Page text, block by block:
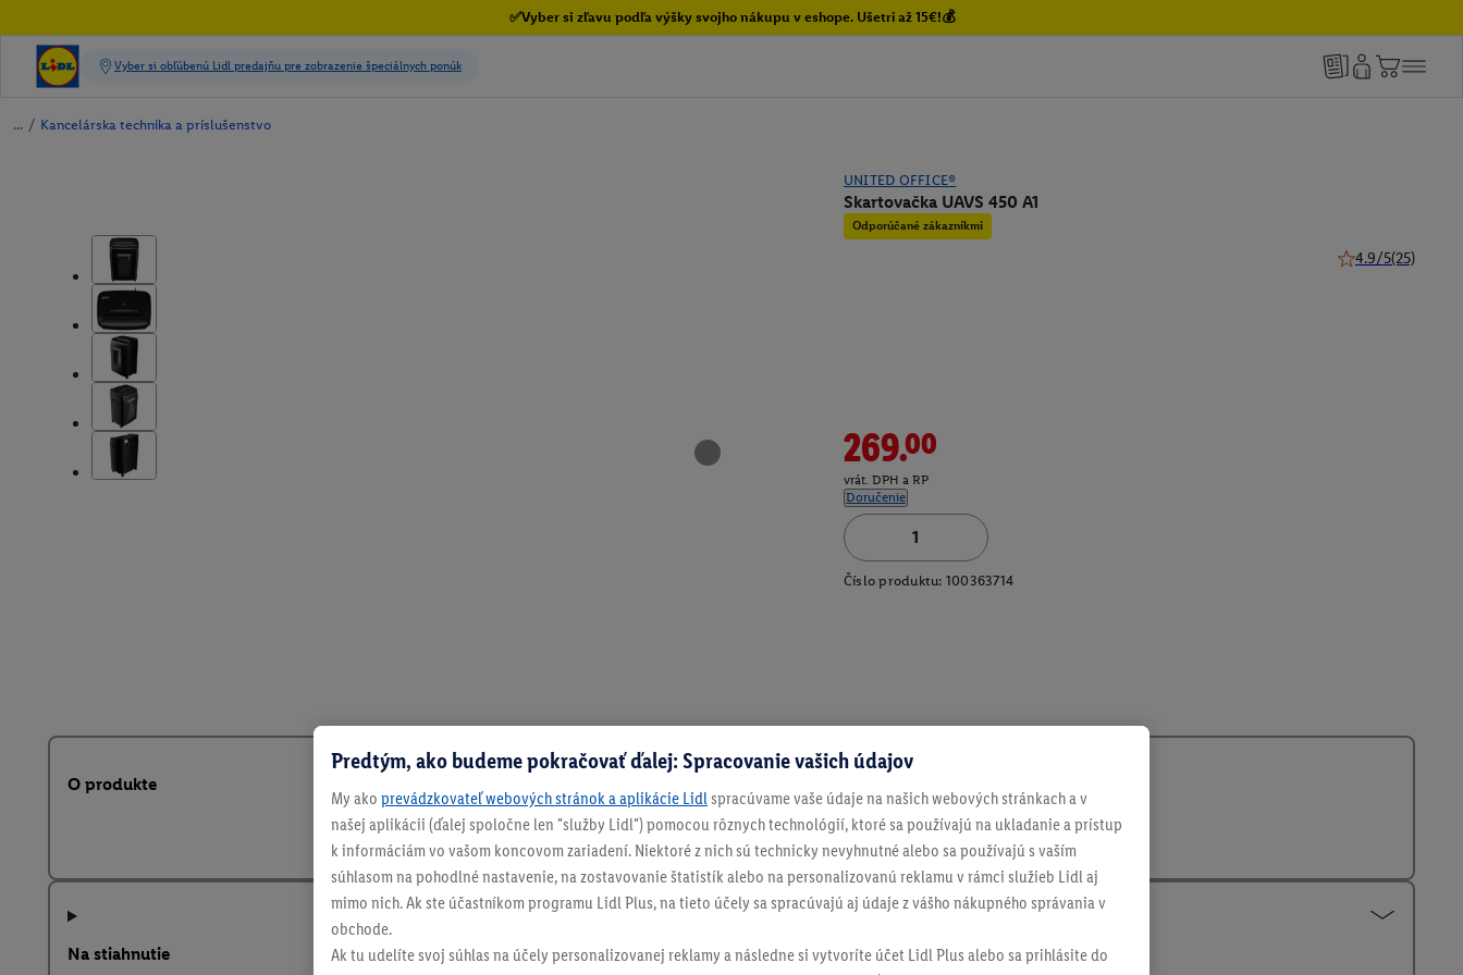
✅Vyber si zľavu podľa výšky svojho nákupu v eshope. Ušetri až 15€!💰
/ Kancelárska technika a príslušenstvo
UNITED OFFICE®
Skartovačka UAVS 450 A1
Odporúčané zákazníkmi
4.9/5(25)
269.00
vrát. DPH a RP
Doručenie
Číslo produktu: 100363714
O produkte
Na stiahnutie
Predtým, ako budeme pokračovať ďalej: Spracovanie vašich údajov
My ako prevádzkovateľ webových stránok a aplikácie Lidl spracúvame vaše údaje na našich webových stránkach a v
našej aplikácii (ďalej spoločne len "služby Lidl") pomocou rôznych technológií, ktoré sa používajú na ukladanie a prístup
k informáciám vo vašom koncovom zariadení. Niektoré z nich sú technicky nevyhnutné alebo sa používajú s vaším
súhlasom na pohodlné nastavenie, na zostavovanie štatistík alebo na personalizovanú reklamu v rámci služieb Lidl aj
mimo nich. Ak ste účastníkom programu Lidl Plus, na tieto účely sa spracúvajú aj údaje z vášho nákupného správania v
obchode.
Ak tu udelíte svoj súhlas na účely personalizovanej reklamy a následne si vytvoríte účet Lidl Plus alebo sa prihlásite do